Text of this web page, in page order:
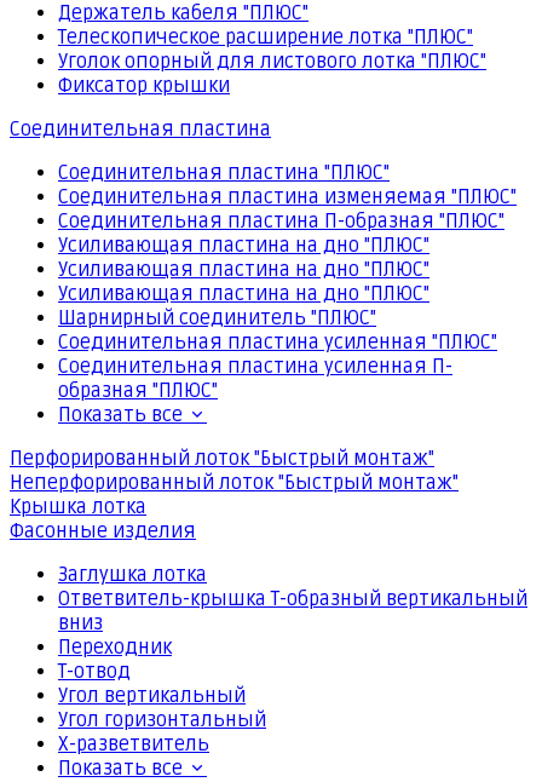
Держатель кабеля "ПЛЮС"
Телескопическое расширение лотка "ПЛЮС"
Уголок опорный для листового лотка "ПЛЮС"
Фиксатор крышки
Соединительная пластина
Соединительная пластина "ПЛЮС"
Соединительная пластина изменяемая "ПЛЮС"
Соединительная пластина П-образная "ПЛЮС"
Усиливающая пластина на дно "ПЛЮС"
Усиливающая пластина на дно "ПЛЮС"
Усиливающая пластина на дно "ПЛЮС"
Шарнирный соединитель "ПЛЮС"
Соединительная пластина усиленная "ПЛЮС"
Соединительная пластина усиленная П-
образная "ПЛЮС"
Показать все
Перфорированный лоток "Быстрый монтаж"
Неперфорированный лоток "Быстрый монтаж"
Крышка лотка
Фасонные изделия
Заглушка лотка
Ответвитель-крышка Т-образный вертикальный
вниз
Переходник
Т-отвод
Угол вертикальный
Угол горизонтальный
Х-разветвитель
Показать все